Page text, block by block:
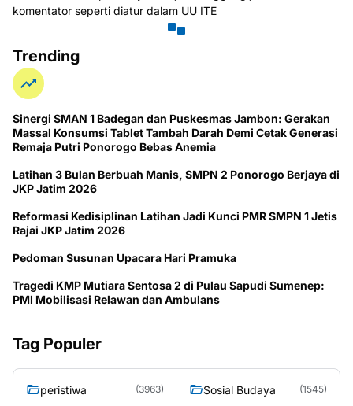
komentator seperti diatur dalam UU ITE
Trending
Sinergi SMAN 1 Badegan dan Puskesmas Jambon: Gerakan
Massal Konsumsi Tablet Tambah Darah Demi Cetak Generasi
Remaja Putri Ponorogo Bebas Anemia
Latihan 3 Bulan Berbuah Manis, SMPN 2 Ponorogo Berjaya di
JKP Jatim 2026
Reformasi Kedisiplinan Latihan Jadi Kunci PMR SMPN 1 Jetis
Rajai JKP Jatim 2026
Pedoman Susunan Upacara Hari Pramuka
Tragedi KMP Mutiara Sentosa 2 di Pulau Sapudi Sumenep:
PMI Mobilisasi Relawan dan Ambulans
Tag Populer
peristiwa (3963) Sosial Budaya (1545)